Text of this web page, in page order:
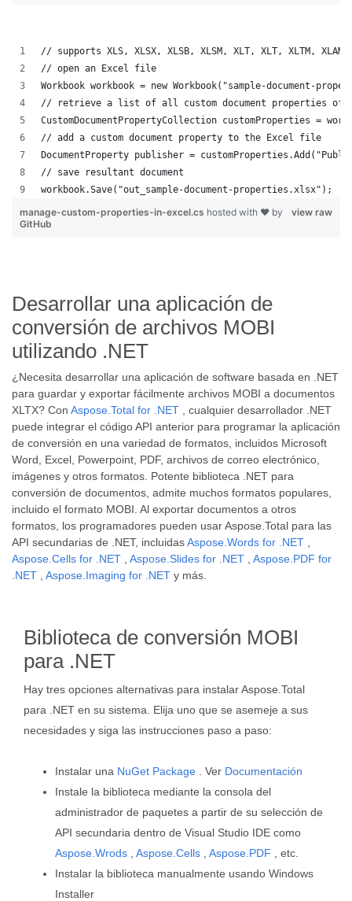
// supports XLS, XLSX, XLSB, XLSM, XLT, XLT, XLTM,
// open an Excel file
Workbook workbook = new Workbook("sample-document-
// retrieve a list of all custom document properties of
CustomDocumentPropertyCollection customProperties =
// add a custom document property to the Excel file
DocumentProperty publisher =
// save resultant document
workbook.Save("out_sample-document-properties.xlsx");
view raw
manage-custom-properties-in-excel.cs hosted with ❤ by
GitHub
Desarrollar una aplicación de
conversión de archivos MOBI
utilizando .NET
¿Necesita desarrollar una aplicación de software basada en .NET
para guardar y exportar fácilmente archivos MOBI a documentos
XLTX? Con Aspose.Total for .NET , cualquier desarrollador .NET
puede integrar el código API anterior para programar la aplicación
de conversión en una variedad de formatos, incluidos Microsoft
Word, Excel, Powerpoint, PDF, archivos de correo electrónico,
imágenes y otros formatos. Potente biblioteca .NET para
conversión de documentos, admite muchos formatos populares,
incluido el formato MOBI. Al exportar documentos a otros
formatos, los programadores pueden usar Aspose.Total para las
API secundarias de .NET, incluidasAspose.Words for .NET
Aspose.Cells for .NET
Aspose.Slides for .NET
Aspose.PDF for
.NET
Aspose.Imaging for .NET y más.
Biblioteca de conversión MOBI
para .NET
Hay tres opciones alternativas para instalar Aspose.Total
para .NET en su sistema. Elija uno que se asemeje a sus
necesidades y siga las instrucciones paso a paso:
Instalar una NuGet Package . Ver Documentación
Instale la biblioteca mediante la consola del
administrador de paquetes a partir de su selección de
API secundaria dentro de Visual Studio IDE como
Aspose.Wrods
Aspose.Cells Aspose.PDF , etc.
Instalar la biblioteca manualmente usando Windows
Installer